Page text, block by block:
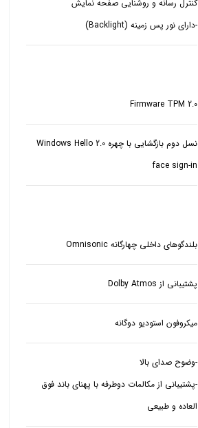
کنترل رسانه و روشنایی صفحه نمایش
-دارای نور پس زمینه (Backlight)
Firmware TPM 2.0
نسل دوم بازگشایی با چهره Windows Hello 2.0
face sign-in
بلندگوهای داخلی چهارگانه Omnisonic
پشتیبانی از Dolby Atmos
میکروفون استودیو دوگانه
-وضوح صدای بالا
-پشتیبانی از مکالمات دوطرفه با پهنای باند فوق
العاده و طبیعی